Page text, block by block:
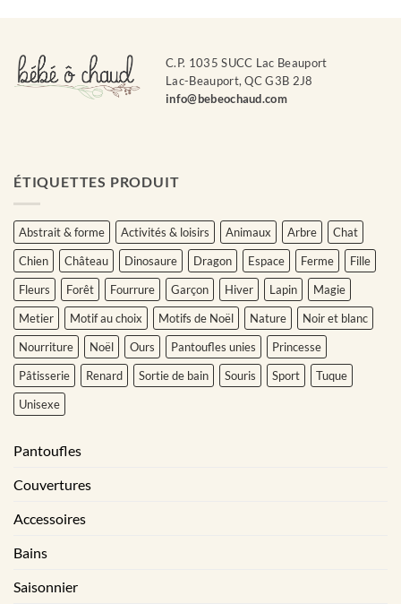
C.P. 1035 SUCC Lac Beauport
Lac-Beauport, QC G3B 2J8
info@bebeochaud.com
ÉTIQUETTES PRODUIT
Abstrait & forme Activités & loisirs Animaux Arbre
Chat
Chien
Château Dinosaure Dragon Espace Ferme
Fille
Fleurs
Forêt Fourrure Garçon Hiver Lapin
Magie
Metier
Motif au choix Motifs de Noël Nature
Noir et blanc
Nourriture
Noël Ours Pantoufles unies
Princesse
Pâtisserie
Renard Sortie de bain Souris Sport
Tuque
Unisexe
Pantoufles
Couvertures
Accessoires
Bains
Saisonnier